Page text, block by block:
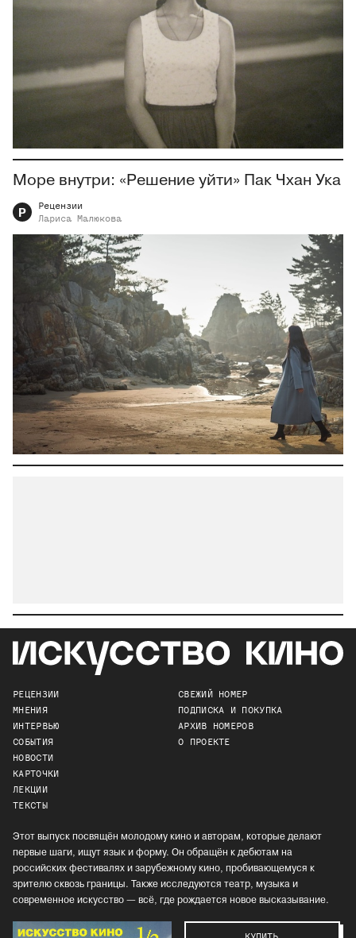
Море внутри: «Решение уйти» Пак Чхан Ука
Р
Рецензии
Лариса Малюкова
РЕЦЕНЗИИ
МНЕНИЯ
ИНТЕРВЬЮ
СОБЫТИЯ
НОВОСТИ
КАРТОЧКИ
ЛЕКЦИИ
ТЕКСТЫ
СВЕЖИЙ НОМЕР
ПОДПИСКА И ПОКУПКА
АРХИВ НОМЕРОВ
О ПРОЕКТЕ
Этот выпуск посвящён молодому кино и авторам, которые делают
первые шаги, ищут язык и форму. Он обращён к дебютам на
российских фестивалях и зарубежному кино, пробивающемуся к
зрителю сквозь границы. Также исследуются театр, музыка и
современное искусство — всё, где рождается новое высказывание.
КУПИТЬ